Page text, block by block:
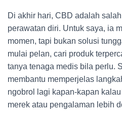
Di akhir hari, CBD adalah
perawatan diri. Untuk saya, ia
momen, tapi bukan solusi
mulai pelan, cari produk
tanya tenaga medis bila perlu.
membantu memperjelas
ngobrol lagi kapan-kapan
merek atau pengalaman lebih